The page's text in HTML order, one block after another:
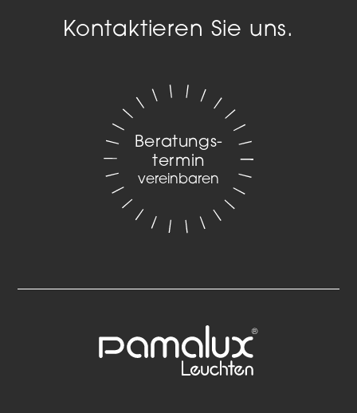
Kontaktieren Sie uns.
Beratungs­
termin
vereinbaren